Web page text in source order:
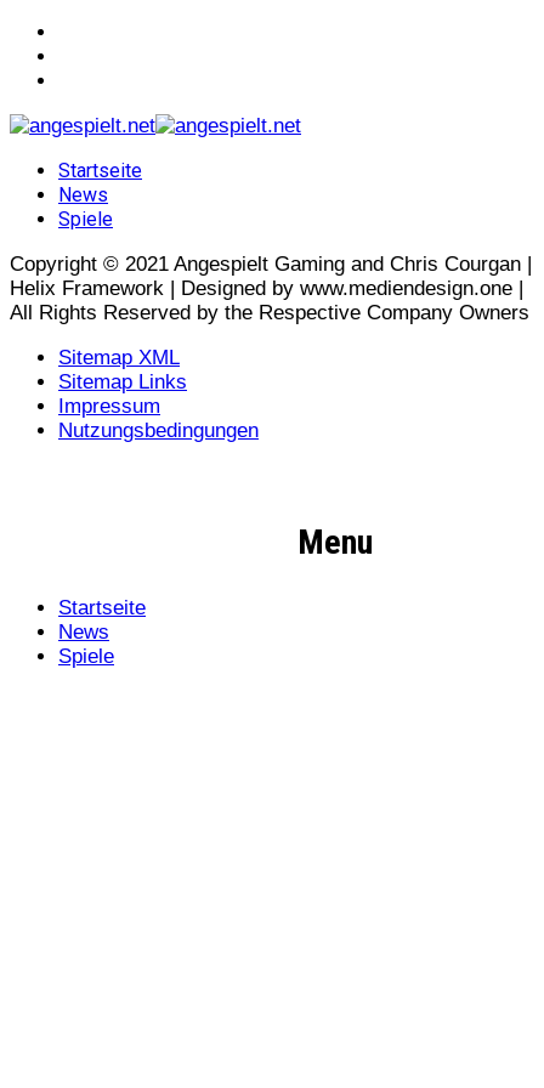
Startseite
News
Spiele
Copyright © 2021 Angespielt Gaming and Chris Courgan |
Helix Framework | Designed by www.mediendesign.one |
All Rights Reserved by the Respective Company Owners
Sitemap XML
Sitemap Links
Impressum
Nutzungsbedingungen
Menu
Startseite
News
Spiele